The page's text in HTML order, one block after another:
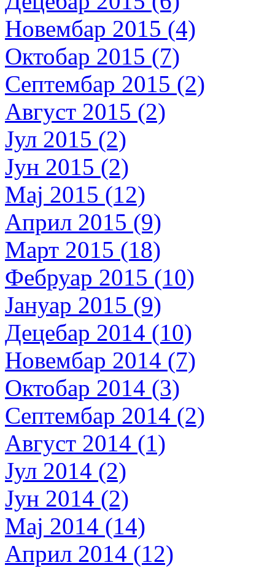
Новембар 2015 (4)
Октобар 2015 (7)
Септембар 2015 (2)
Август 2015 (2)
Јул 2015 (2)
Јун 2015 (2)
Мај 2015 (12)
Април 2015 (9)
Март 2015 (18)
Фебруар 2015 (10)
Јануар 2015 (9)
Децебар 2014 (10)
Новембар 2014 (7)
Октобар 2014 (3)
Септембар 2014 (2)
Август 2014 (1)
Јул 2014 (2)
Јун 2014 (2)
Мај 2014 (14)
Април 2014 (12)